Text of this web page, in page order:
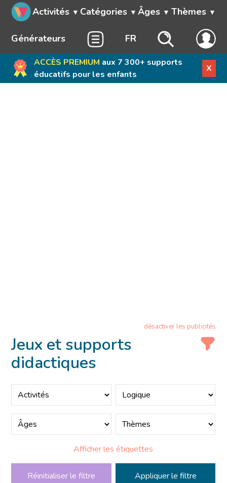
Activités Catégories Âges Thèmes
Générateurs FR
ACCÈS PREMIUM aux 7 300+ supports
éducatifs pour les enfants
X
désactiver les publicités
Jeux et supports
didactiques
Afficher les étiquettes
Réinitialiser le filtre